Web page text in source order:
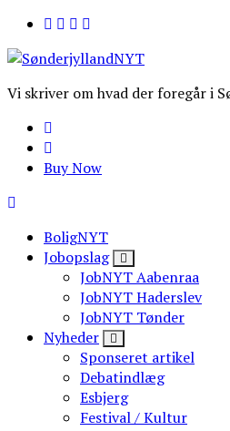
Vi skriver om hvad der foregår i
Buy Now
BoligNYT
Jobopslag
JobNYT Aabenraa
JobNYT Haderslev
JobNYT Tønder
Nyheder
Sponseret artikel
Debatindlæg
Esbjerg
Festival / Kultur